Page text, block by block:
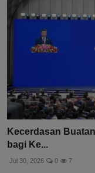
Kecerdasan
bagi Ke...
Jul 30, 2026 0 7